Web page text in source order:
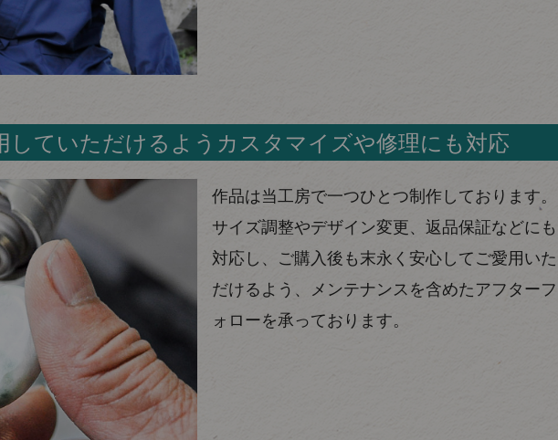
していただけるようカスタマイズや修理にも対応
作品は当工房で一つひとつ制作しております。
サイズ調整やデザイン変更、返品保証などにも
対応し、ご購入後も末永く安心してご愛用いた
だけるよう、メンテナンスを含めたアフターフ
ォローを承っております。